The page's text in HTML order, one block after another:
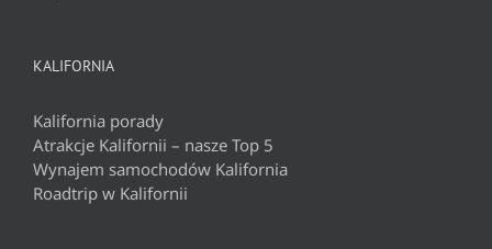
KALIFORNIA
Kalifornia porady
Atrakcje Kalifornii – nasze Top 5
Wynajem samochodów Kalifornia
Roadtrip w Kalifornii